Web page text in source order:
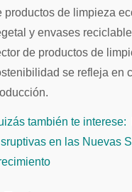
productos de limpieza
y envases
de productos de
se refleja en
también te interese:
en las Nuevas